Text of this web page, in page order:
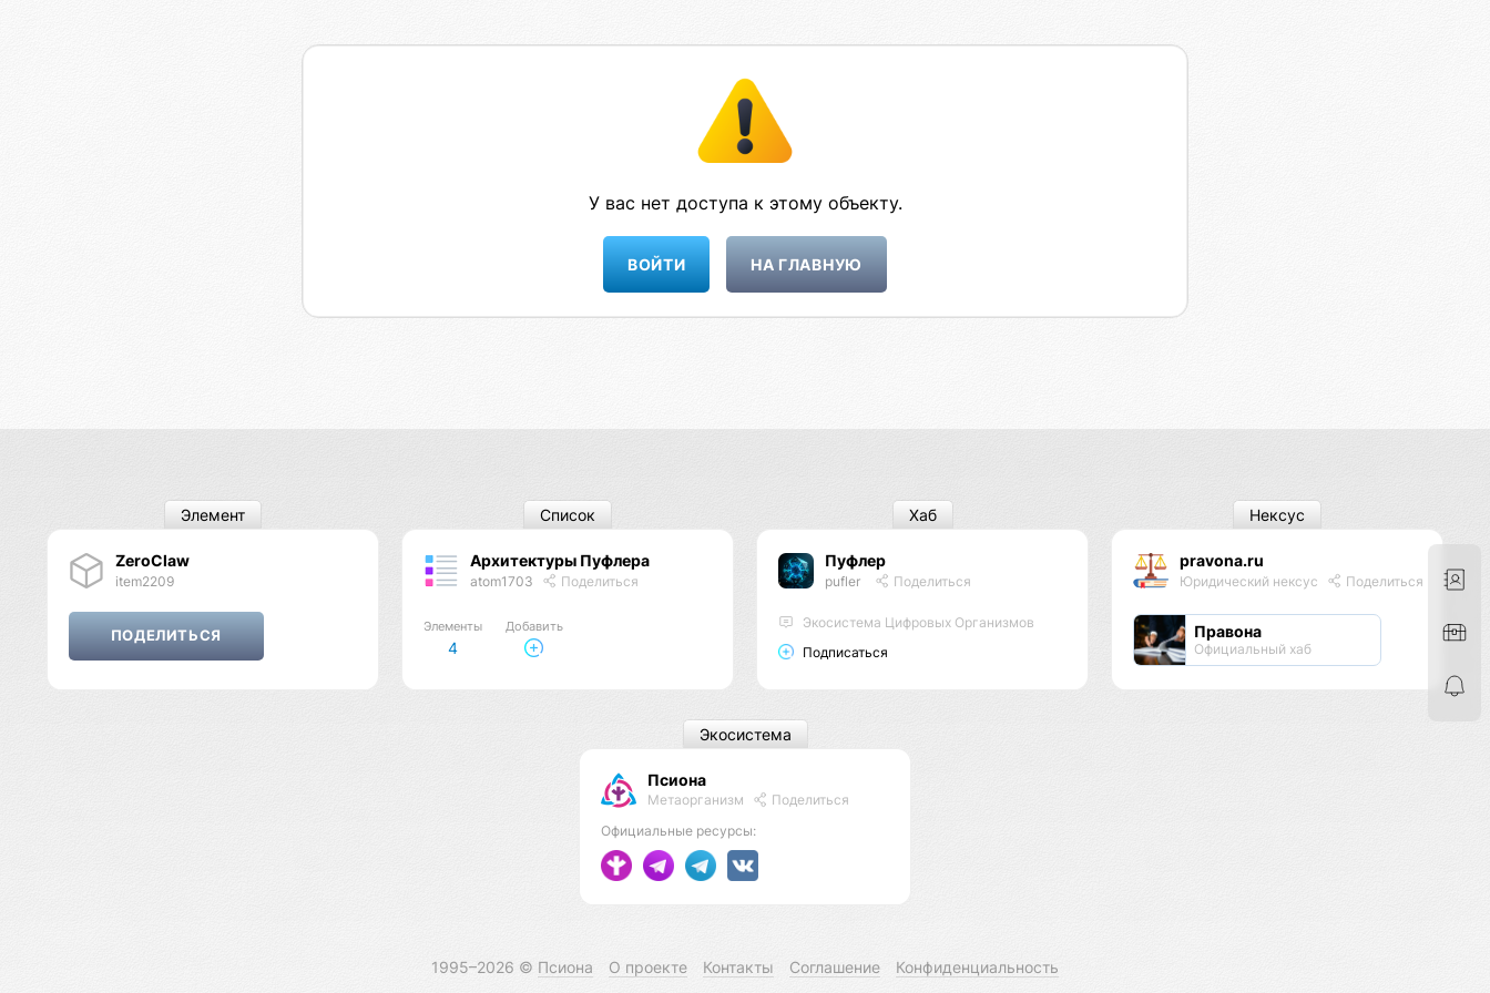
У вас нет доступа к этому объекту.
НА ГЛАВНУЮ
ZeroClaw
item2209
Элемент
Архитектуры Пуфлера
atom1703 Поделиться
Элементы
4
Добавить
Список
Пуфлер
pufler Поделиться
Экосистема Цифровых Организмов
Подписаться
Хаб
pravona.ru
Юридический нексус Поделиться
Правона
Официальный хаб
Нексус
Псиона
Метаорганизм
Поделиться
Официальные ресурсы:
Экосистема
1995–2026 © Псиона О проекте Контакты Соглашение Конфиденциальность